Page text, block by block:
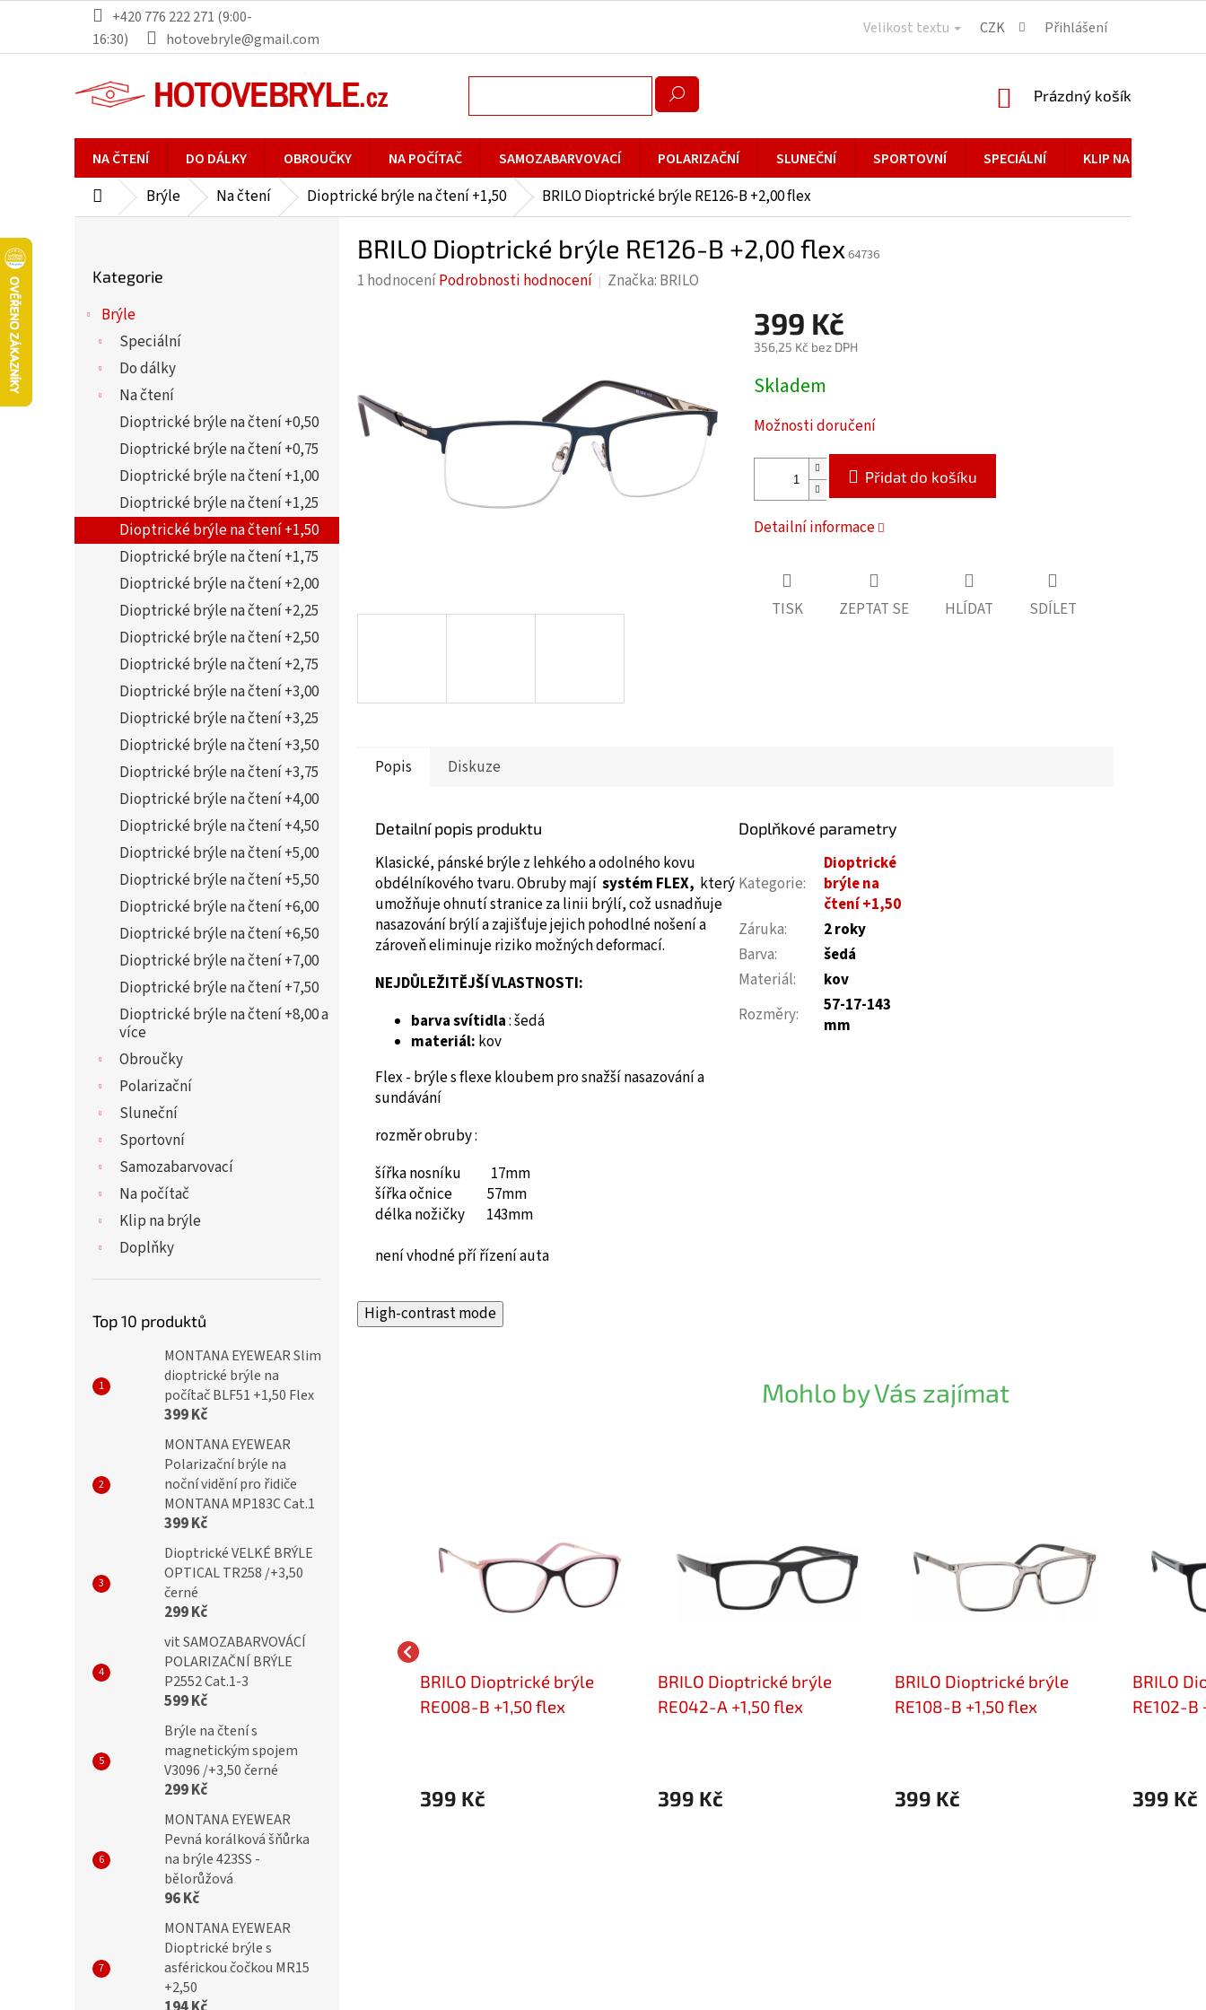
obsah
+420 776 222 271 (9:00-
16:30)
hotovebryle@gmail.com
Velikost textu CZK Přihlášení
NÁKUPNÍ
Prázdný košík
NA ČTENÍ DO DÁLKY OBROUČKY NA POČÍTAČ SAMOZABARVOVACÍ POLARIZAČNÍ SLUNEČNÍ SPORTOVNÍ SPECIÁLNÍ KLIP NA BRÝLE
DomůBrýle Na čtení Dioptrické brýle na čtení +1,50 BRILO Dioptrické brýle RE126-B +2,00 flex
l
kategorie
Kategorie
Brýle
Speciální
Do dálky
Na čtení
Dioptrické brýle na čtení +0,50
Dioptrické brýle na čtení +0,75
Dioptrické brýle na čtení +1,00
Dioptrické brýle na čtení +1,25
Dioptrické brýle na čtení +1,50
Dioptrické brýle na čtení +1,75
Dioptrické brýle na čtení +2,00
Dioptrické brýle na čtení +2,25
Dioptrické brýle na čtení +2,50
Dioptrické brýle na čtení +2,75
Dioptrické brýle na čtení +3,00
Dioptrické brýle na čtení +3,25
Dioptrické brýle na čtení +3,50
Dioptrické brýle na čtení +3,75
Dioptrické brýle na čtení +4,00
Dioptrické brýle na čtení +4,50
Dioptrické brýle na čtení +5,00
Dioptrické brýle na čtení +5,50
Dioptrické brýle na čtení +6,00
Dioptrické brýle na čtení +6,50
Dioptrické brýle na čtení +7,00
Dioptrické brýle na čtení +7,50
Dioptrické brýle na čtení +8,00 a
více
Obroučky
Polarizační
Sluneční
Sportovní
Samozabarvovací
Na počítač
Klip na brýle
Doplňky
Top 10 produktů
MONTANA EYEWEAR Slim
dioptrické brýle na
počítač BLF51 +1,50 Flex
399 Kč
MONTANA EYEWEAR
Polarizační brýle na
noční vidění pro řidiče
MONTANA MP183C Cat.1
399 Kč
Dioptrické VELKÉ BRÝLE
OPTICAL TR258 /+3,50
černé
299 Kč
vit SAMOZABARVOVÁCÍ
POLARIZAČNÍ BRÝLE
P2552 Cat.1-3
599 Kč
Brýle na čtení s
magnetickým spojem
V3096 /+3,50 černé
299 Kč
MONTANA EYEWEAR
Pevná korálková šňůrka
na brýle 423SS -
bělorůžová
96 Kč
MONTANA EYEWEAR
Dioptrické brýle s
asférickou čočkou MR15
+2,50
BRILO Dioptrické brýle RE126-B +2,00 flex 64736
Průměrné
5
hvězdiček.
1 hodnoceníPodrobnosti hodnocení Značka: BRILO
399 Kč
356,25 Kč bez DPH
Měrná
cena:
Skladem
Možnosti doručení
Přidat do košíku
Detailní informace
TISK ZEPTAT SE HLÍDAT SDÍLET
Popis Diskuze
Detailní popis produktu
Klasické, pánské brýle z lehkého a odolného kovu
obdélníkového tvaru.Obruby mají systém FLEX, který
umožňuje ohnutí stranice za linii brýlí, což usnadňuje
nasazování brýlí a zajišťuje jejich pohodlné nošení a
zároveň eliminuje riziko možných deformací.
NEJDŮLEŽITĚJŠÍ VLASTNOSTI:
barva svítidla: šedá
materiál: kov
Flex - brýle s flexe kloubem pro snažší nasazování a
sundávání
rozměr obruby :
šířka nosníku 17mm
šířka očnice 57mm
délka nožičky 143mm
není vhodné pří řízení auta
Doplňkové parametry
Kategorie:
Dioptrické
brýle na
čtení +1,50
Záruka:
2 roky
Barva:
šedá
Materiál:
kov
Rozměry:
57-17-143
mm
High-contrast mode
Mohlo by Vás zajímat
brýle
BRILO Dioptrické brýle pro
práci u počítače 570-A +1,50
black flex
499 Kč
BRILO Dioptrické brýle
RE008-B +1,50 flex
399 Kč
BRILO Dioptrické brýle
RE042-A +1,50 flex
399 Kč
BRILO Dioptrické brýle
RE108-B +1,50 flex
399 Kč
BRILO
RE102-B
399 Kč